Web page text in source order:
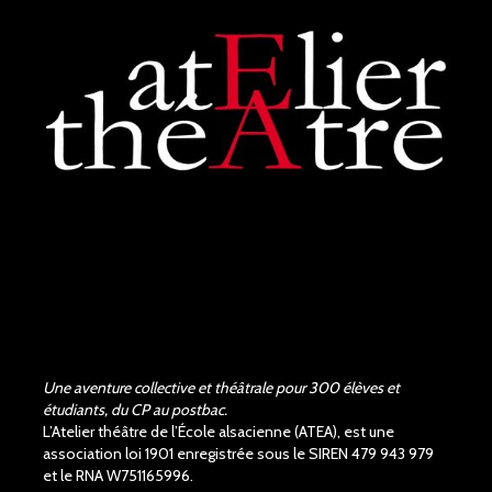
les acteurs et la...
voir plus
Judith Aubry.
Bravo !!! Que de bons
acteurs !! Quel beau travail.
Un Richard III de très bonne
qualité.
Une aventure collective et théâtrale pour 300 élèves et
étudiants, du CP au postbac.
L’Atelier théâtre de l’École alsacienne (ATEA), est une
association loi 1901 enregistrée sous le SIREN 479 943 979
et le RNA W751165996.